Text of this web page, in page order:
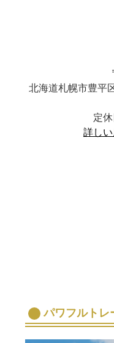
北海道札幌市豊平
定
詳し
パワフルトレ